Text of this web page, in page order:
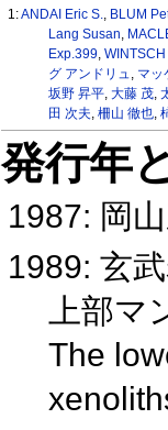
1:ANDAI Eric S. BLUM
Lang Susan
Exp.399, WINTSCH
グ アンドリュ
マッ
坂野 昇平, 大藤 茂,
田 次夫 柵山 徹也,
発行年
1987: 岡
1989: 玄
上部
The